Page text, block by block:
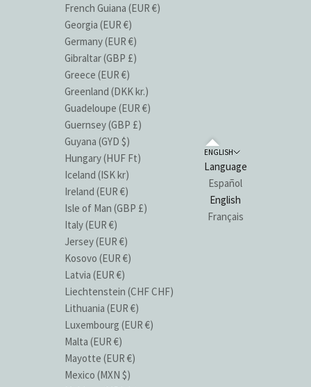
French Guiana (EUR €)
Georgia (EUR €)
Germany (EUR €)
Gibraltar (GBP £)
Greece (EUR €)
Greenland (DKK kr.)
Guadeloupe (EUR €)
Guernsey (GBP £)
Guyana (GYD $)
Hungary (HUF Ft)
Iceland (ISK kr)
Ireland (EUR €)
Isle of Man (GBP £)
Italy (EUR €)
Jersey (EUR €)
Kosovo (EUR €)
Latvia (EUR €)
Liechtenstein (CHF CHF)
Lithuania (EUR €)
Luxembourg (EUR €)
Malta (EUR €)
Mayotte (EUR €)
Mexico (MXN $)
ENGLISH
Language
Español
English
Français